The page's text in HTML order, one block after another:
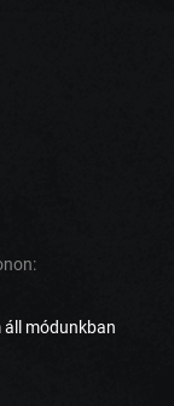
áll módunkban